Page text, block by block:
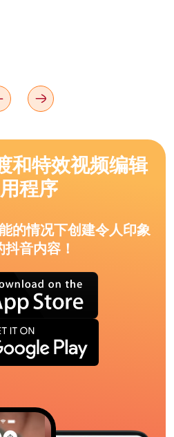
和特效视频编辑
程序
的情况下创建令人印象
音内容！